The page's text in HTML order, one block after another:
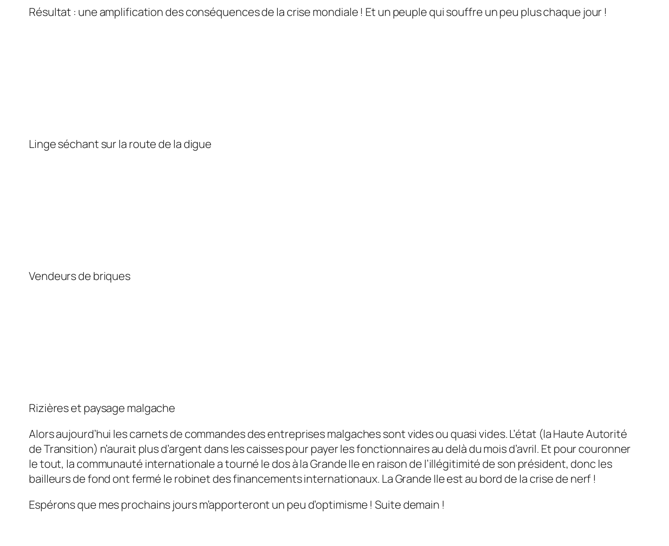
Résultat : une amplification des conséquences de la crise mondiale ! Et un peuple qui souffre un peu plus chaque jour !
Linge séchant sur la route de la digue
Vendeurs de briques
Rizières et paysage malgache
Alors aujourd’hui les carnets de commandes des entreprises malgaches sont vides ou quasi vides. L’état (la Haute Autorité
de Transition) n’aurait plus d’argent dans les caisses pour payer les fonctionnaires au delà du mois d’avril. Et pour couronner
le tout, la communauté internationale a tourné le dos à la Grande Ile en raison de l’illégitimité de son président, donc les
bailleurs de fond ont fermé le robinet des financements internationaux. La Grande Ile est au bord de la crise de nerf !
Espérons que mes prochains jours m’apporteront un peu d’optimisme ! Suite demain !